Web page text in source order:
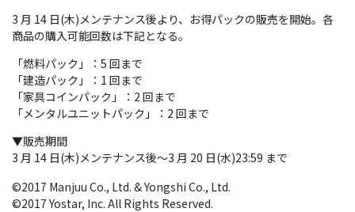
3 月 14 日(木)メンテナンス後より、お得パックの販売を開始。各
商品の購入可能回数は下記となる。
「燃料パック」：5 回まで
「建造パック」：1 回まで
「家具コインパック」：2 回まで
「メンタルユニットパック」：2 回まで
▼販売期間
3 月 14 日(木)メンテナンス後～3 月 20 日(水)23:59 まで
©2017 Manjuu Co., Ltd. & Yongshi Co., Ltd.
©2017 Yostar, Inc. All Rights Reserved.